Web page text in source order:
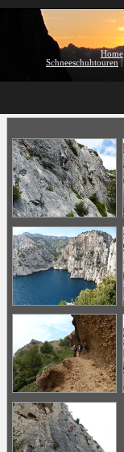
Home
Schneeschuhtouren